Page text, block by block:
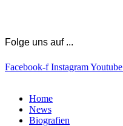
Folge uns auf ...
Facebook-f InstagramYoutube
Home
News
Biografien